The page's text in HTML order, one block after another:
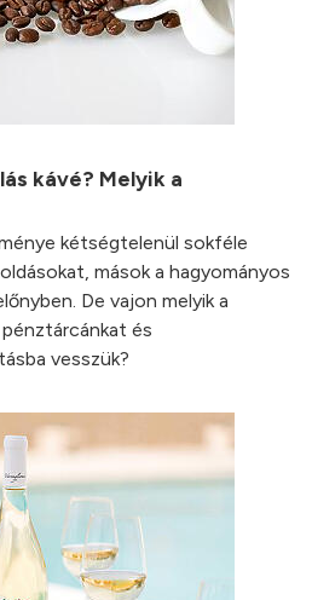
kávé? Melyik a
kétségtelenül sokféle
mások a hagyományos
De vajon melyik a
és
vesszük?